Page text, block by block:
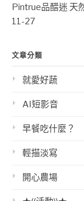
Pintrue品醋迷 天
11-27
文章分類
就愛好蔬
AI短影音
早餐吃什麼？
輕描淡寫
開心農場